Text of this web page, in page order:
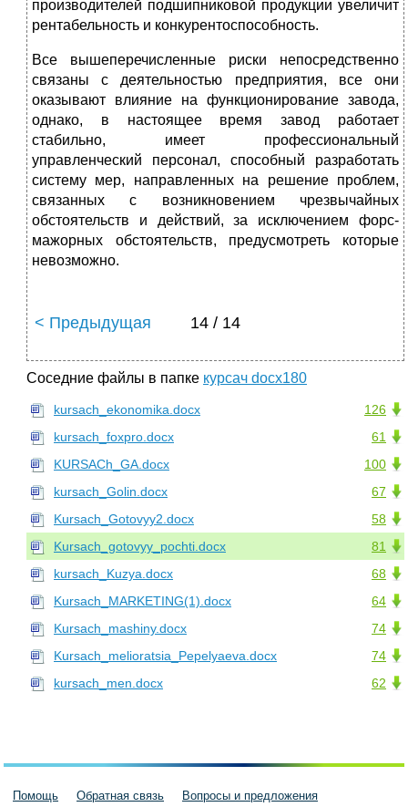
производителей подшипниковой продукции увеличит
рентабельность и конкурентоспособность.
Все вышеперечисленные риски непосредственно
связаны с деятельностью предприятия, все они
оказывают влияние на функционирование завода,
однако, в настоящее время завод работает
стабильно, имеет профессиональный
управленческий персонал, способный разработать
систему мер, направленных на решение проблем,
связанных с возникновением чрезвычайных
обстоятельств и действий, за исключением форс-
мажорных обстоятельств, предусмотреть которые
невозможно.
< Предыдущая 14 / 14
Соседние файлы в папке курсач docx180
126
kursach_ekonomika.docx
61
kursach_foxpro.docx
100
KURSACh_GA.docx
67
kursach_Golin.docx
58
Kursach_Gotovyy2.docx
81
Kursach_gotovyy_pochti.docx
68
kursach_Kuzya.docx
64
Kursach_MARKETING(1).docx
74
Kursach_mashiny.docx
74
Kursach_melioratsia_Pepelyaeva.docx
62
kursach_men.docx
Помощь Обратная связь Вопросы и предложения